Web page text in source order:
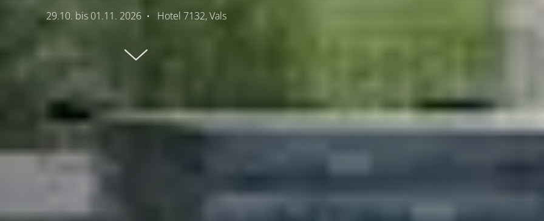
29.10. bis 01.11. 2026 • Hotel 7132, Vals